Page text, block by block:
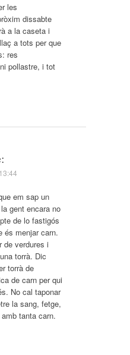
les
dissabte
a la caseta i
a tots per que
res
pollastre, i tot
em sap un
gent encara no
de lo fastigós
és menjar carn.
de verdures i
torrà. Dic
torrà de
de carn per qui
No cal taponar
la sang, fetge,
tanta carn.